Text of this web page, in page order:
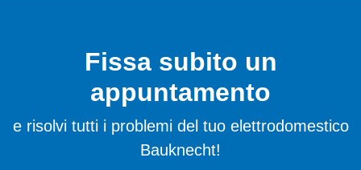
Fissa subito un
appuntamento
e risolvi tutti i problemi del tuo elettrodomestico
Bauknecht!